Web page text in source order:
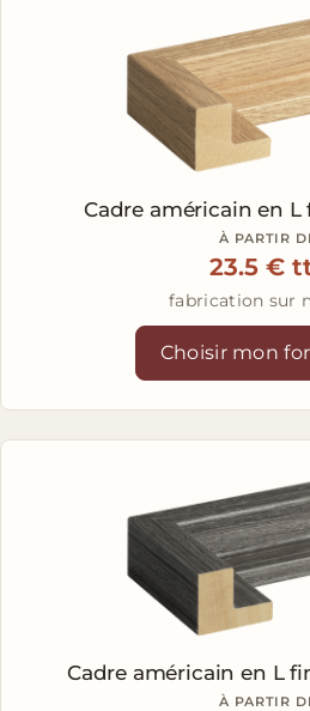
Cadre américain en L
À PARTIR
23.5 €
fabrication sur
Choisir mon
Cadre américain en L
À PARTIR